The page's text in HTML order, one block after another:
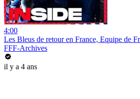
4:00
Les Bleus de retour en France, Equipe de
FFF-Archives
il y a 4 ans